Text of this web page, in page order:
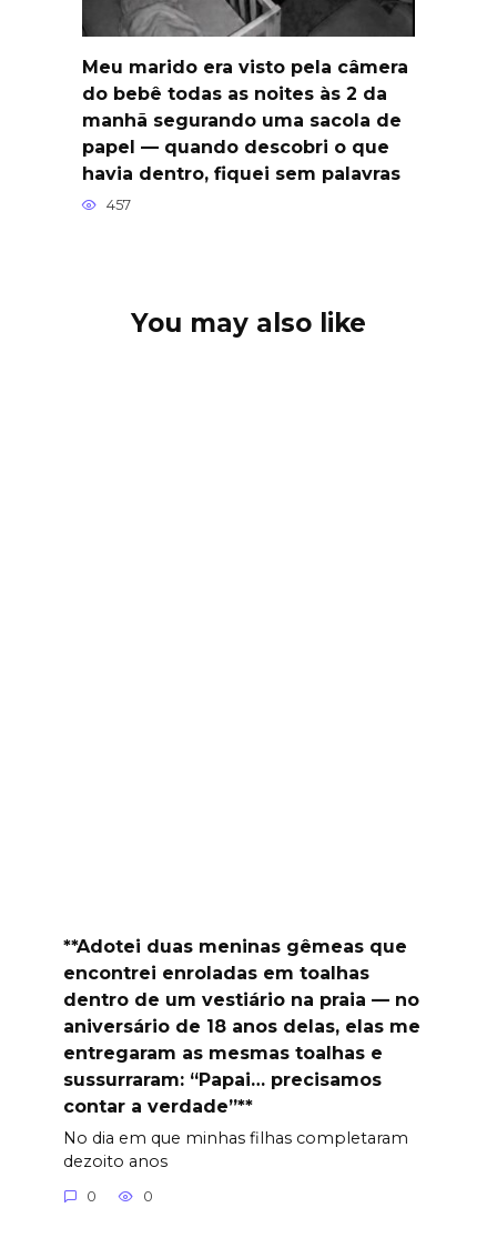
Meu marido era visto pela câmera
do bebê todas as noites às 2 da
manhã segurando uma sacola de
papel — quando descobri o que
havia dentro, fiquei sem palavras
457
You may also like
**Adotei duas meninas gêmeas que
encontrei enroladas em toalhas
dentro de um vestiário na praia — no
aniversário de 18 anos delas, elas me
entregaram as mesmas toalhas e
sussurraram: “Papai… precisamos
contar a verdade”**
No dia em que minhas filhas completaram
dezoito anos
0 0